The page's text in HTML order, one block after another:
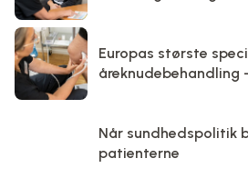
Europas største
åreknudebehandling
Når sundhedspolitik
patienterne